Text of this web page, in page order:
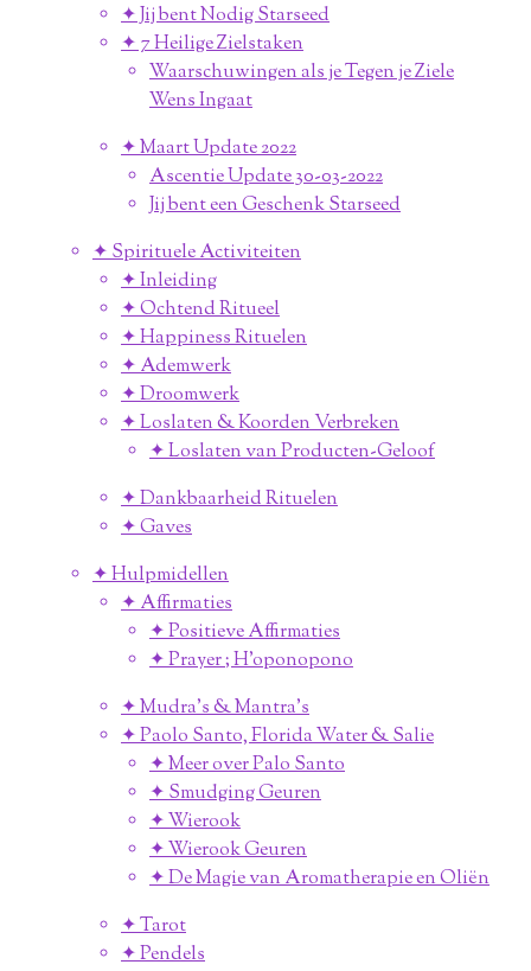
✦ Jij bent Nodig Starseed
✦ 7 Heilige Zielstaken
Waarschuwingen als je Tegen je Ziele
Wens Ingaat
✦ Maart Update 2022
Ascentie Update 30-03-2022
Jij bent een Geschenk Starseed
✦ Spirituele Activiteiten
✦ Inleiding
✦ Ochtend Ritueel
✦ Happiness Rituelen
✦ Ademwerk
✦ Droomwerk
✦ Loslaten & Koorden Verbreken
✦ Loslaten van Producten-Geloof
✦ Dankbaarheid Rituelen
✦ Gaves
✦ Hulpmidellen
✦ Affirmaties
✦ Positieve Affirmaties
✦ Prayer ; H'oponopono
✦ Mudra's & Mantra's
✦ Paolo Santo, Florida Water & Salie
✦ Meer over Palo Santo
✦ Smudging Geuren
✦ Wierook
✦ Wierook Geuren
✦ De Magie van Aromatherapie en Oliën
✦ Tarot
✦ Pendels